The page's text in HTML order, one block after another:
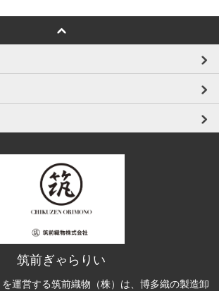
筑前ぎゃらりい
を運営する筑前織物（株）は、博多織の製造卸